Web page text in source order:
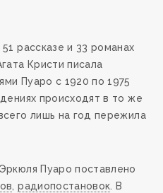
51 рассказе и 33 романах
Кристи писала
Пуаро с 1920 по 1975
происходят в то же
лишь на год пережила
Пуаро поставлено
,радиопостановок . В